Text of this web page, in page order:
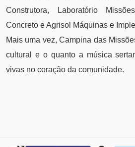
Construtora, Laboratório
Concreto e Agrisol Máquinas e
Mais uma vez, Campina das
cultural e o quanto a música
vivas no coração da comunidade.